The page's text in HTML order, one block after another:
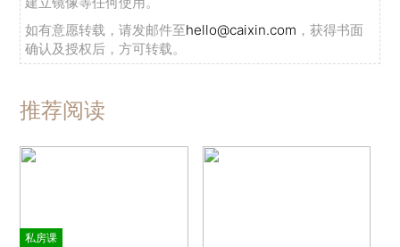
如有意愿转载，请发邮件至hello@caixin.com ，获得书面
确认及授权后，方可转载。
推荐阅读
私房课